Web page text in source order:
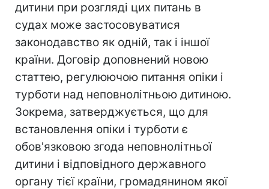
дитини при розгляді цих питань в
судах може застосовуватися
законодавство як одній, так і іншої
країни. Договір доповнений новою
статтею, регулюючою питання опіки і
турботи над неповнолітньою дитиною.
Зокрема, затверджується, що для
встановлення опіки і турботи є
обов'язковою згода неповнолітньої
дитини і відповідного державного
органу тієї країни, громадянином якої